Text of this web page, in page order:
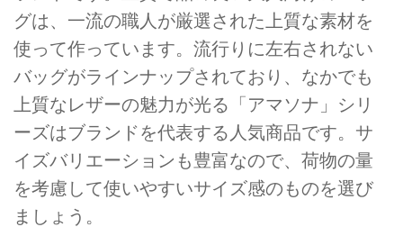
グは、一流の職人が厳選された上質な素材を
使って作っています。流行りに左右されない
バッグがラインナップされており、なかでも
上質なレザーの魅力が光る「アマソナ」シリ
ーズはブランドを代表する人気商品です。サ
イズバリエーションも豊富なので、荷物の量
を考慮して使いやすいサイズ感のものを選び
ましょう。